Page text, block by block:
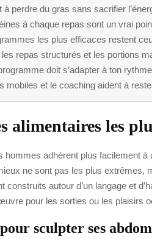
à perdre du gras sans sacrifier
à chaque repas sont un vrai
les plus efficaces restent
les repas structurés et les portions
doit s’adapter à ton
mobiles et le coaching aident à
alimentaires les
hommes adhèrent plus facilement
ne sont pas les plus extrêmes,
construits autour d’un langage et
pour les sorties ou les plaisirs
sculpter ses